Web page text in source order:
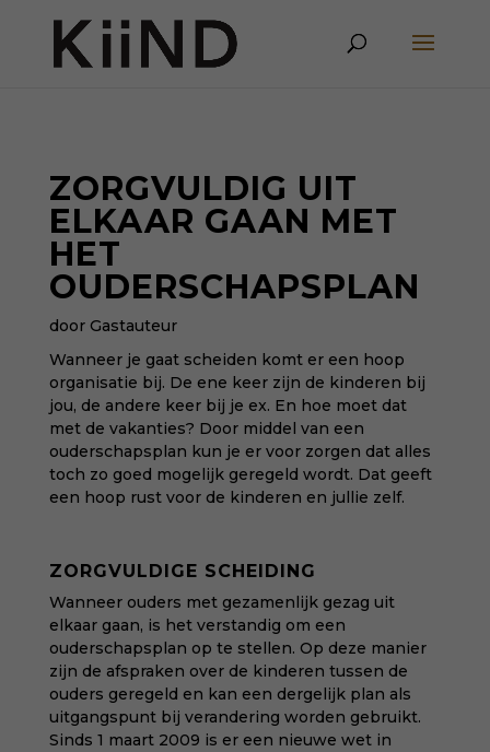
ZORGVULDIG UIT
ELKAAR GAAN MET
HET
OUDERSCHAPSPLAN
door Gastauteur
Wanneer je gaat scheiden komt er een hoop
organisatie bij. De ene keer zijn de kinderen bij
jou, de andere keer bij je ex. En hoe moet dat
met de vakanties? Door middel van een
ouderschapsplan kun je er voor zorgen dat alles
toch zo goed mogelijk geregeld wordt. Dat geeft
een hoop rust voor de kinderen en jullie zelf.
ZORGVULDIGE SCHEIDING
Wanneer ouders met gezamenlijk gezag uit
elkaar gaan, is het verstandig om een
ouderschapsplan op te stellen. Op deze manier
zijn de afspraken over de kinderen tussen de
ouders geregeld en kan een dergelijk plan als
uitgangspunt bij verandering worden gebruikt.
Sinds 1 maart 2009 is er een nieuwe wet in